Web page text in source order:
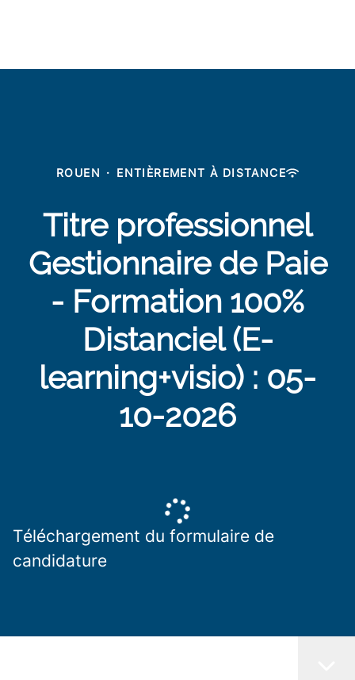
ROUEN · ENTIÈREMENT À DISTANCE
Titre professionnel
Gestionnaire de Paie
- Formation 100%
Distanciel (E-
learning+visio) : 05-
10-2026
Téléchargement du formulaire de
candidature